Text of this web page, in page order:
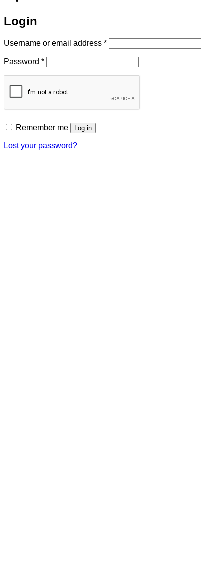
Login
Username or email address *Required
Password *Required
Remember me Log in
Lost your password?